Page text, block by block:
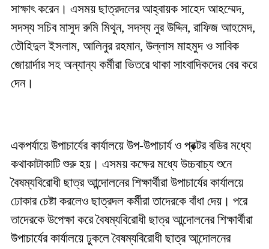
সাক্ষাৎ করেন। এসময় ছাত্রদলের আহ্বায়ক সাহেদ আহম্মেদ,
সদস্য সচিব মাসুদ রুমি মিথুন, সদস্য নুর উদ্দিন, রাফিজ আহমেদ,
তৌহিদুল ইসলাম, আলিনুর রহমান, উল্লাস মাহমুদ ও সাবিক
জোয়ার্দার সহ অন্যান্য কর্মীরা ভিতরে থাকা সাংবাদিকদের বের করে
দেন।
একপর্যায়ে উপাচার্যের কার্যালয়ে উপ-উপাচার্য ও প্রক্টর বডির মধ্যে
কথাকাটাকাটি শুরু হয়। এসময় কক্ষের মধ্যে উচ্চবাচ্য শুনে
বৈষম্যবিরোধী ছাত্র আন্দোলনের শিক্ষার্থীরা উপাচার্যের কার্যালয়ে
ঢোকার চেষ্টা করলেও ছাত্রদল কর্মীরা তাদেরকে বাঁধা দেয়। পরে
তাদেরকে উপেক্ষা করে বৈষম্যবিরোধী ছাত্র আন্দোলনের শিক্ষার্থীরা
উপাচার্যের কার্যালয়ে ঢুকলে বৈষম্যবিরোধী ছাত্র আন্দোলনের